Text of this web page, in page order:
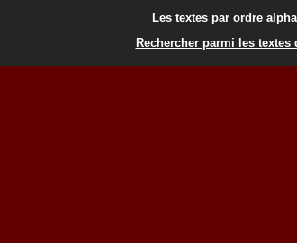
Les textes par ordre
Rechercher parmi les textes